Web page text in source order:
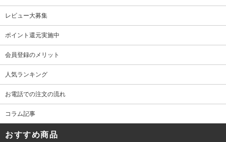
レビュー大募集
ポイント還元実施中
会員登録のメリット
人気ランキング
お電話での注文の流れ
コラム記事
おすすめ商品